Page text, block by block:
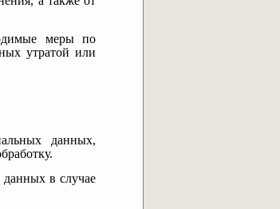
меры по
утратой или
данных,
в случае